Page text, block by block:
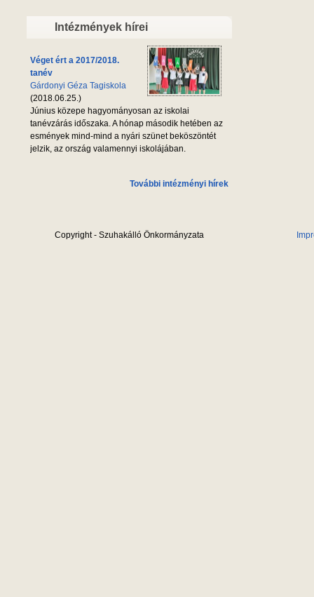
Intézmények hírei
Véget ért a 2017/2018.
tanév
Gárdonyi Géza Tagiskola
(2018.06.25.)
Június közepe hagyományosan az iskolai
tanévzárás időszaka. A hónap második hetében az
esmények mind-mind a nyári szünet beköszöntét
jelzik, az ország valamennyi iskolájában.
További intézményi hírek
Copyright - Szuhakálló Önkormányzata